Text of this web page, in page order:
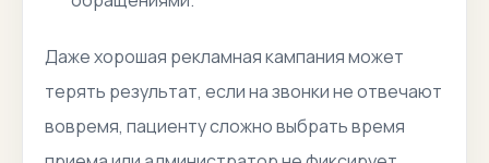
Даже хорошая рекламная кампания может
терять результат, если на звонки не отвечают
вовремя, пациенту сложно выбрать время